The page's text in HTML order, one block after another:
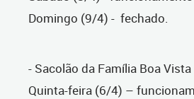
Domingo (9/4) - fechado.
- Sacolão da Família Boa Vista
Quinta-feira (6/4) –